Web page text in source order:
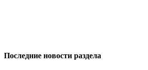
Последние новости раздела